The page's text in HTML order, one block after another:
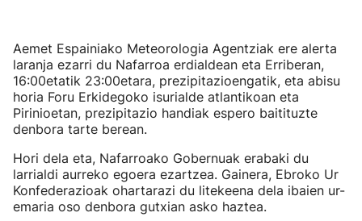
Aemet Espainiako Meteorologia Agentziak ere alerta
laranja ezarri du Nafarroa erdialdean eta Erriberan,
16:00etatik 23:00etara, prezipitazioengatik, eta abisu
horia Foru Erkidegoko isurialde atlantikoan eta
Pirinioetan, prezipitazio handiak espero baitituzte
denbora tarte berean.
Hori dela eta, Nafarroako Gobernuak erabaki du
larrialdi aurreko egoera ezartzea. Gainera, Ebroko Ur
Konfederazioak ohartarazi du litekeena dela ibaien ur-
emaria oso denbora gutxian asko haztea.